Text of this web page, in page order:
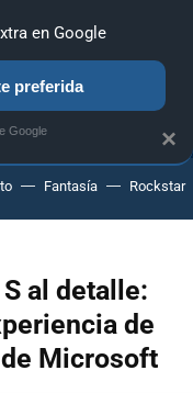
SONY NINTENDO
Fantasía Rockstar
al detalle:
de
Microsoft
×
en Google
preferida
Google